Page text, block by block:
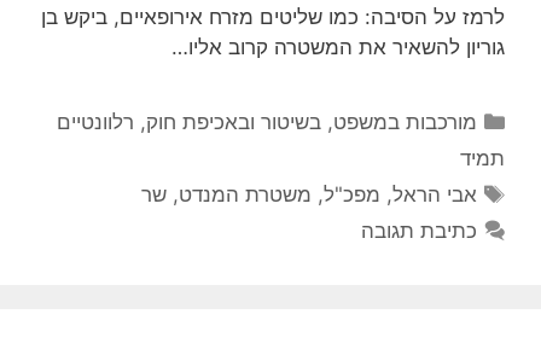
לרמז על הסיבה: כמו שליטים מזרח אירופאיים, ביקש בן
גוריון להשאיר את המשטרה קרוב אליו…
קטגוריות
מורכבות במשפט, בשיטור ובאכיפת חוק, רלוונטיים
תמיד
תגיות
אבי הראל, מפכ"ל, משטרת המנדט,שר
כתיבת תגובה